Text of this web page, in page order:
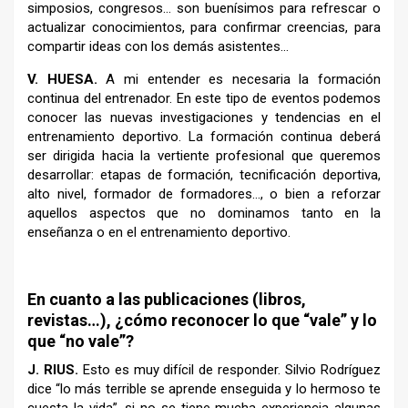
simposios, congresos… son buenísimos para refrescar o
actualizar conocimientos, para confirmar creencias, para
compartir ideas con los demás asistentes…
V. HUESA.A mi entender es necesaria la formación
continua del entrenador. En este tipo de eventos podemos
conocer las nuevas investigaciones y tendencias en el
entrenamiento deportivo. La formación continua deberá
ser dirigida hacia la vertiente profesional que queremos
desarrollar: etapas de formación, tecnificación deportiva,
alto nivel, formador de formadores…, o bien a reforzar
aquellos aspectos que no dominamos tanto en la
enseñanza o en el entrenamiento deportivo.
En cuanto a las publicaciones (libros,
revistas…), ¿cómo reconocer lo que “vale” y lo
que “no vale”?
J. RIUS. Esto es muy difícil de responder. Silvio Rodríguez
dice “lo más terrible se aprende enseguida y lo hermoso te